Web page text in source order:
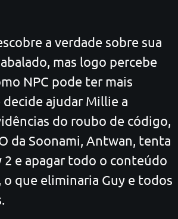
a verdade sobre sua
mas logo percebe
NPC pode ter mais
ajudar Millie a
do roubo de código,
da Soonami, Antwan, tenta
2 e apagar todo o conteúdo
que eliminaria Guy e todos